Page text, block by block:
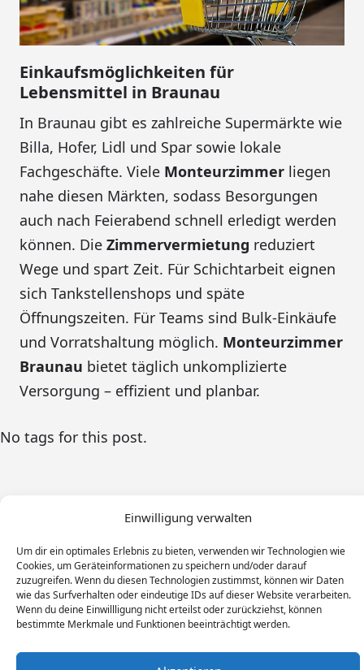
Einwilligung verwalten
Um dir ein optimales Erlebnis zu bieten, verwenden wir Technologien wie
Cookies, um Geräteinformationen zu speichern und/oder darauf
zuzugreifen. Wenn du diesen Technologien zustimmst, können wir Daten
wie das Surfverhalten oder eindeutige IDs auf dieser Website verarbeiten.
Wenn du deine Einwillligung nicht erteilst oder zurückziehst, können
bestimmte Merkmale und Funktionen beeinträchtigt werden.
Einkaufsmöglichkeiten für
Lebensmittel in Braunau
In Braunau gibt es zahlreiche Supermärkte wie
Billa, Hofer, Lidl und Spar sowie lokale
Fachgeschäfte. Viele Monteurzimmer liegen
nahe diesen Märkten, sodass Besorgungen
auch nach Feierabend schnell erledigt werden
können. Die Zimmervermietung reduziert
Wege und spart Zeit. Für Schichtarbeit eignen
sich Tankstellenshops und späte
Öffnungszeiten. Für Teams sind Bulk-Einkäufe
und Vorratshaltung möglich. Monteurzimmer
Braunau bietet täglich unkomplizierte
Versorgung – effizient und planbar.
No tags for this post.